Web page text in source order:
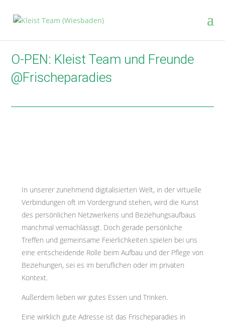
O-PEN: Kleist Team und Freunde
@Frischeparadies
In unserer zunehmend digitalisierten Welt, in der virtuelle
Verbindungen oft im Vordergrund stehen, wird die Kunst
des persönlichen Netzwerkens und Beziehungsaufbaus
manchmal vernachlässigt. Doch gerade persönliche
Treffen und gemeinsame Feierlichkeiten spielen bei uns
eine entscheidende Rolle beim Aufbau und der Pflege von
Beziehungen, sei es im beruflichen oder im privaten
Kontext.
Außerdem lieben wir gutes Essen und Trinken.
Eine wirklich gute Adresse ist das Frischeparadies in